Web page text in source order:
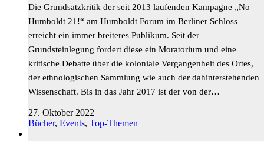
Die Grundsatzkritik der seit 2013 laufenden Kampagne „No
Humboldt 21!“ am Humboldt Forum im Berliner Schloss
erreicht ein immer breiteres Publikum. Seit der
Grundsteinlegung fordert diese ein Moratorium und eine
kritische Debatte über die koloniale Vergangenheit des Ortes,
der ethnologischen Sammlung wie auch der dahinterstehenden
Wissenschaft. Bis in das Jahr 2017 ist der von der…
27. Oktober 2022
Bücher, Events, Top-Themen